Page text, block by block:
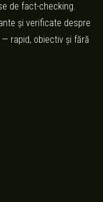
de fact-checking.
și verificate despre
rapid, obiectiv și fără